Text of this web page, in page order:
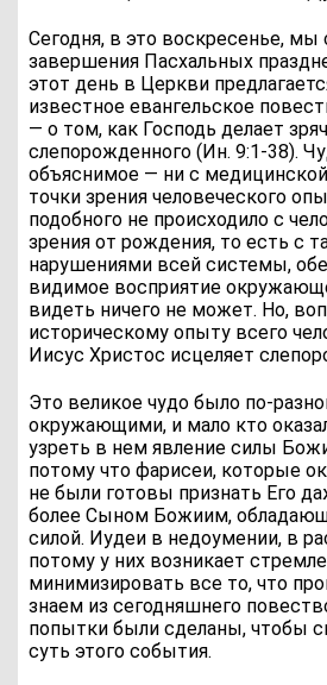
Сегодня, в это воскресенье, мы
завершения Пасхальных
этот день в Церкви
известное евангельское
— о том, как Господь делает
слепорожденного (Ин. 9:1-38).
объяснимое — ни с медицинской
точки зрения человеческого
подобного не происходило с
зрения от рождения, то есть с
нарушениями всей системы,
видимое восприятие
видеть ничего не может. Но,
историческому опыту всего
Иисус Христос исцеляет
Это великое чудо было по-
окружающими, и мало кто
узреть в нем явление силы
потому что фарисеи, которые
не были готовы признать Его
более Сыном Божиим,
силой. Иудеи в недоумении, в
потому у них возникает
минимизировать все то, что
знаем из сегодняшнего
попытки были сделаны, чтобы
суть этого события.